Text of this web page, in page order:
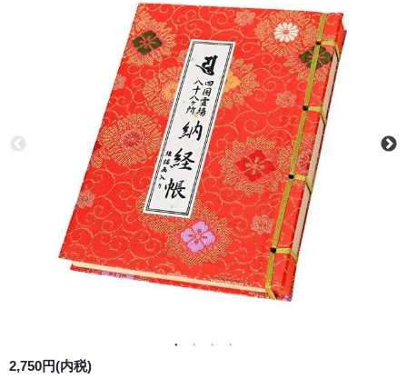
2,750円(内税)